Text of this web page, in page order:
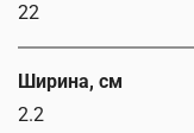
22
Ширина, см
2.2